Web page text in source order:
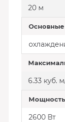
20 м
6.33 куб.
2600 Вт